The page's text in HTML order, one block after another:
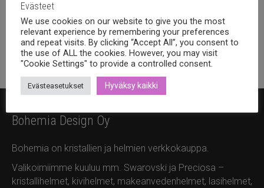
Swarovski galactic horizontal
27x16mm, Crystal
7,20€ sis alv.
27x16mm, Crystal golden
shadow
8,20€ sis alv.
Bohemia Design Oy
Bohemia on kristallien ja helmien verkkokauppa.
Valikoimiimme kuuluu mm. Swarovski ja Preciosa –
kristallihelmet, kivihelmet, makeanvedenhelmet, lasihelmet,
Evästeet
We use cookies on our website to give you the most
relevant experience by remembering your preferences
and repeat visits. By clicking “Accept All”, you consent to
the use of ALL the cookies. However, you may visit
"Cookie Settings" to provide a controlled consent.
Evästeasetukset Hyväksy kaikki